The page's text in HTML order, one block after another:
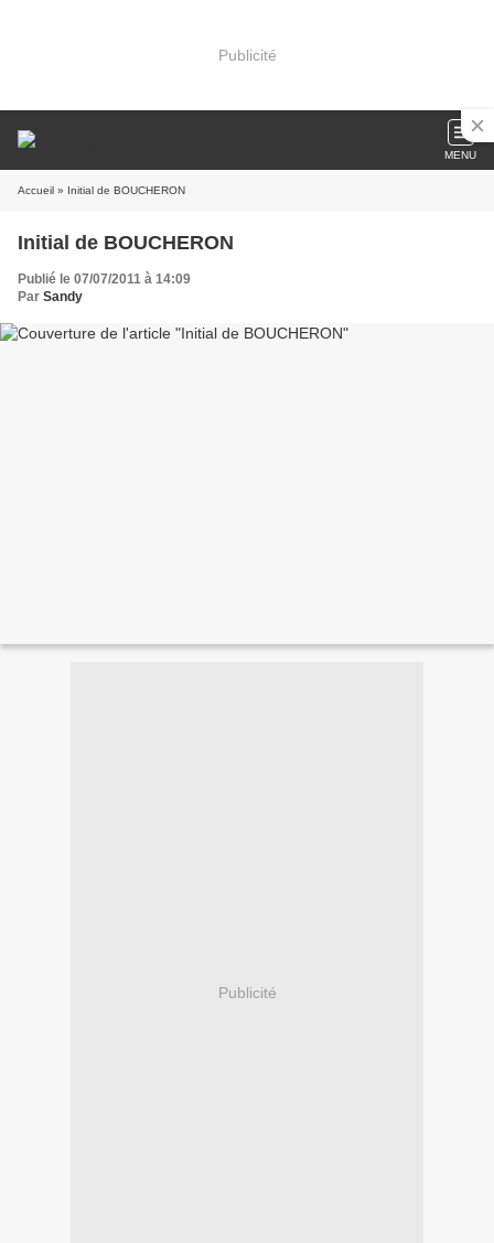
Publicité
MENU
Accueil » Initial de BOUCHERON
Initial de BOUCHERON
Publié le 07/07/2011 à 14:09
Par Sandy
Publicité